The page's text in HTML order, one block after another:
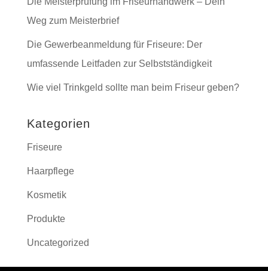
Weg zum Meisterbrief
Die Gewerbeanmeldung für Friseure: Der
umfassende Leitfaden zur Selbstständigkeit
Wie viel Trinkgeld sollte man beim Friseur geben?
Kategorien
Friseure
Haarpflege
Kosmetik
Produkte
Uncategorized